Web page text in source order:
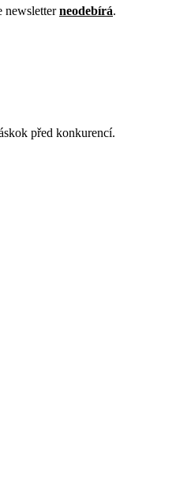
newsletterneodebírá.
před konkurencí.